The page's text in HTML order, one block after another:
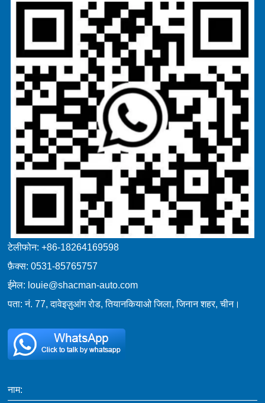
टेलीफोन: +86-18264169598
फ़ैक्स: 0531-85765757
ईमेल: louie@shacman-auto.com
पता: नं. 77, दावेइज़ुआंग रोड, तियानकियाओ जिला, जिनान शहर, चीन।
नाम: